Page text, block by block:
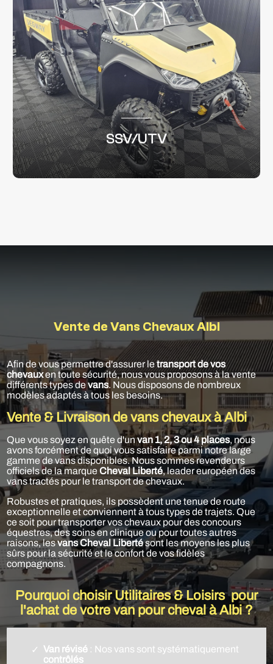
SSV/UTV
Vente de Vans Chevaux Albi
Afin de vous permettre d'assurer letransport de vos
chevauxen toute sécurité, nous vous proposons à la vente
différents types devans. Nous disposons de nombreux
modèles adaptés à tous les besoins.
Vente & Livraison de vans chevaux à Albi
Que vous soyez en quête d'unvan 1, 2, 3 ou 4 places, nous
avons forcément de quoi vous satisfaire parmi notre large
gamme de vans disponibles. Nous sommes revendeurs
officiels de la marqueCheval Liberté, leader européen des
vans tractés pour le transport de chevaux.
Robustes et pratiques, ils possèdent une tenue de route
exceptionnelle et conviennent à tous types de trajets. Que
ce soit pour transporter vos chevaux pour des concours
équestres, des soins en clinique ou pour toutes autres
raisons, lesvans Cheval Libertésont les moyens les plus
sûrs pour la sécurité et le confort de vos fidèles
compagnons.
Pourquoi choisir Utilitaires & Loisirs pour
l'achat de votre van pour cheval à Albi ?
Van révisé : Nos vans sont systématiquement
contrôlés